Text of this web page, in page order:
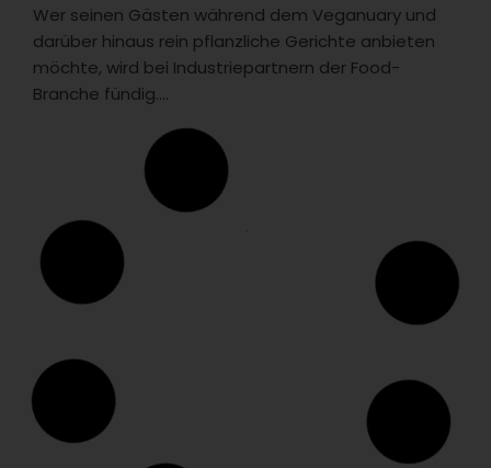
Wer seinen Gästen während dem Veganuary und
darüber hinaus rein pflanzliche Gerichte anbieten
möchte, wird bei Industriepartnern der Food-
Branche fündig....